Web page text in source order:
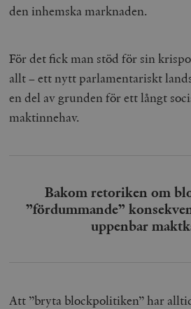
den inhemska marknaden.
För det fick man stöd för sin
allt – ett nytt parlamentariskt
en del av grunden för ett långt
maktinnehav.
Bakom retoriken om
”fördummande”
uppenbar
Att ”bryta blockpolitiken” har